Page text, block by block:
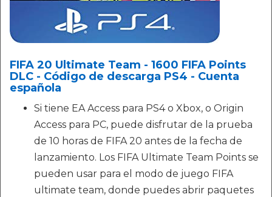
FIFA 20 Ultimate Team - 1600 FIFA Points
DLC - Código de descarga PS4 - Cuenta
española
Si tiene EA Access para PS4 o Xbox, o Origin
Access para PC, puede disfrutar de la prueba
de 10 horas de FIFA 20 antes de la fecha de
lanzamiento. Los FIFA Ultimate Team Points se
pueden usar para el modo de juego FIFA
ultimate team, donde puedes abrir paquetes